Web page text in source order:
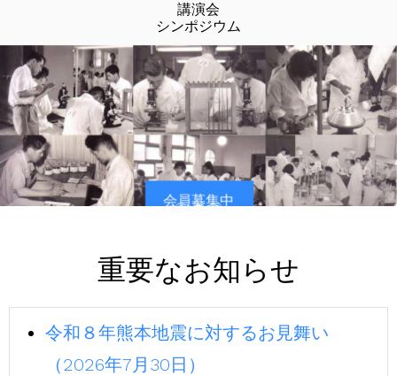
講演会
シンポジウム
を育成する
会員募集中
重要なお知らせ
令和８年熊本地震に対するお見舞い
（2026年7月30日）